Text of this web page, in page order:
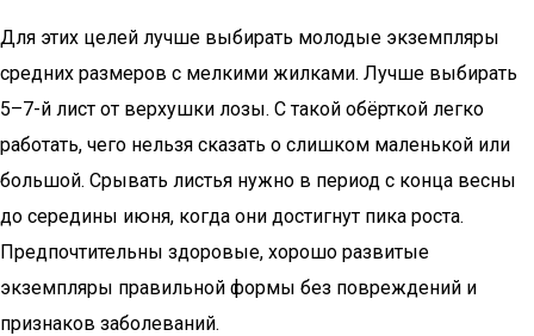
Для этих целей лучше выбирать молодые экземпляры
средних размеров с мелкими жилками. Лучше выбирать
5–7-й лист от верхушки лозы. С такой обёрткой легко
работать, чего нельзя сказать о слишком маленькой или
большой. Срывать листья нужно в период с конца весны
до середины июня, когда они достигнут пика роста.
Предпочтительны здоровые, хорошо развитые
экземпляры правильной формы без повреждений и
признаков заболеваний.